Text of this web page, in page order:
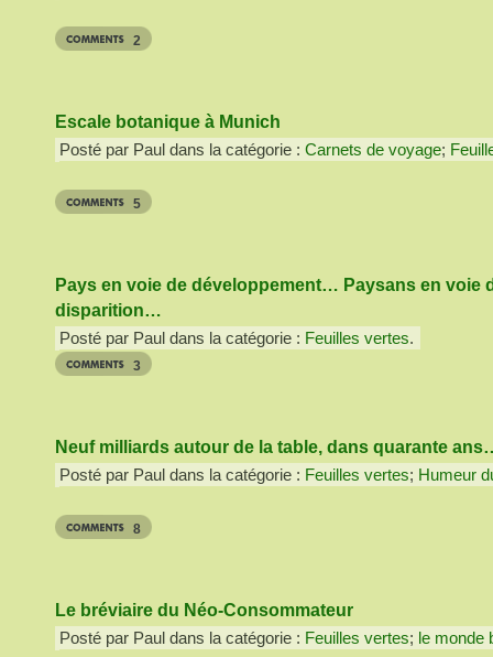
2
Escale botanique à Munich
Posté par Paul dans la catégorie : Carnets de voyage;
5
Pays en voie de développement… Paysans en voie
disparition…
Posté par Paul dans la catégorie : Feuilles vertes.
3
Neuf milliards autour de la table, dans quarante
Posté par Paul dans la catégorie : Feuilles vertes; Humeur
8
Le bréviaire du Néo-Consommateur
Posté par Paul dans la catégorie : Feuilles vertes; le monde